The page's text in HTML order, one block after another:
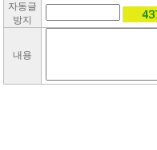
자동글
방지
내용